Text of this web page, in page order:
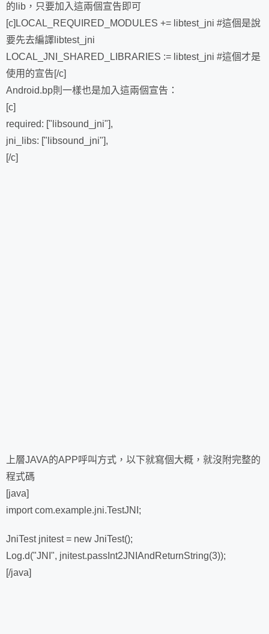
的lib，只要加入這兩個宣告即可
[c]LOCAL_REQUIRED_MODULES += libtest_jni #這個是說
要先去編譯libtest_jni
LOCAL_JNI_SHARED_LIBRARIES := libtest_jni #這個才是
使用的宣告[/c]
Android.bp則一樣也是加入這兩個宣告：
[c]
required: ["libsound_jni"],
jni_libs: ["libsound_jni"],
[/c]
上層JAVA的APP呼叫方式，以下就寫個大概，就沒附完整的
程式碼
[java]
import com.example.jni.TestJNI;
JniTest jnitest = new JniTest();
Log.d("JNI", jnitest.passInt2JNIAndReturnString(3));
[/java]